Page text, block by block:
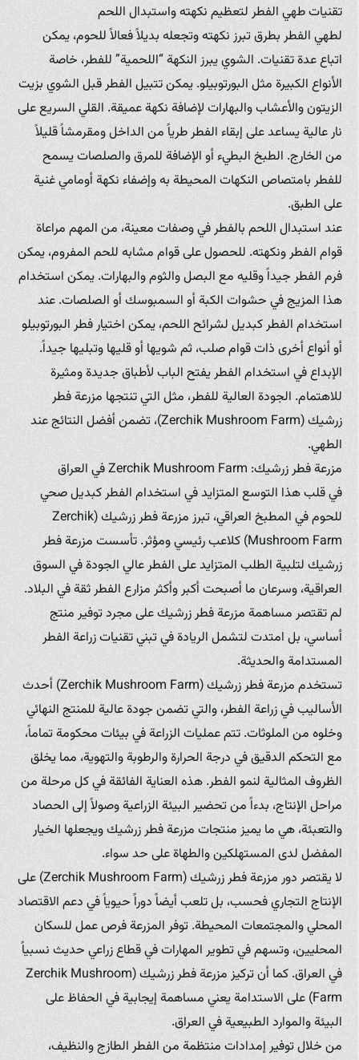
تقنيات طهي الفطر لتعظيم نكهته واستبدال اللحم
لطهي الفطر بطرق تبرز نكهته وتجعله بديلاً فعالاً للحوم، يمكن
اتباع عدة تقنيات. الشوي يبرز النكهة “اللحمية” للفطر، خاصة
الأنواع الكبيرة مثل البورتوبيلو. يمكن تتبيل الفطر قبل الشوي بزيت
الزيتون والأعشاب والبهارات لإضافة نكهة عميقة. القلي السريع على
نار عالية يساعد على إبقاء الفطر طرياً من الداخل ومقرمشاً قليلاً
من الخارج. الطبخ البطيء أو الإضافة للمرق والصلصات يسمح
للفطر بامتصاص النكهات المحيطة به وإضفاء نكهة أومامي غنية
على الطبق.
عند استبدال اللحم بالفطر في وصفات معينة، من المهم مراعاة
قوام الفطر ونكهته. للحصول على قوام مشابه للحم المفروم، يمكن
فرم الفطر جيداً وقليه مع البصل والثوم والبهارات. يمكن استخدام
هذا المزيج في حشوات الكبة أو السمبوسك أو الصلصات. عند
استخدام الفطر كبديل لشرائح اللحم، يمكن اختيار فطر البورتوبيلو
أو أنواع أخرى ذات قوام صلب، ثم شويها أو قليها وتبليها جيداً.
الإبداع في استخدام الفطر يفتح الباب لأطباق جديدة ومثيرة
للاهتمام. الجودة العالية للفطر، مثل التي تنتجها مزرعة فطر
زرشيك (Zerchik Mushroom Farm)، تضمن أفضل النتائج عند
الطهي.
مزرعة فطر زرشيك: Zerchik Mushroom Farm في العراق
في قلب هذا التوسع المتزايد في استخدام الفطر كبديل صحي
للحوم في المطبخ العراقي، تبرز مزرعة فطر زرشيك (Zerchik
Mushroom Farm) كلاعب رئيسي ومؤثر. تأسست مزرعة فطر
زرشيك لتلبية الطلب المتزايد على الفطر عالي الجودة في السوق
العراقية، وسرعان ما أصبحت أكبر وأكثر مزارع الفطر ثقة في البلاد.
لم تقتصر مساهمة مزرعة فطر زرشيك على مجرد توفير منتج
أساسي، بل امتدت لتشمل الريادة في تبني تقنيات زراعة الفطر
المستدامة والحديثة.
تستخدم مزرعة فطر زرشيك (Zerchik Mushroom Farm) أحدث
الأساليب في زراعة الفطر، والتي تضمن جودة عالية للمنتج النهائي
وخلوه من الملوثات. تتم عمليات الزراعة في بيئات محكومة تماماً،
مع التحكم الدقيق في درجة الحرارة والرطوبة والتهوية، مما يخلق
الظروف المثالية لنمو الفطر. هذه العناية الفائقة في كل مرحلة من
مراحل الإنتاج، بدءاً من تحضير البيئة الزراعية وصولاً إلى الحصاد
والتعبئة، هي ما يميز منتجات مزرعة فطر زرشيك ويجعلها الخيار
المفضل لدى المستهلكين والطهاة على حد سواء.
لا يقتصر دور مزرعة فطر زرشيك (Zerchik Mushroom Farm) على
الإنتاج التجاري فحسب، بل تلعب أيضاً دوراً حيوياً في دعم الاقتصاد
المحلي والمجتمعات المحيطة. توفر المزرعة فرص عمل للسكان
المحليين، وتسهم في تطوير المهارات في قطاع زراعي حديث نسبياً
في العراق. كما أن تركيز مزرعة فطر زرشيك (Zerchik Mushroom
Farm) على الاستدامة يعني مساهمة إيجابية في الحفاظ على
البيئة والموارد الطبيعية في العراق.
من خلال توفير إمدادات منتظمة من الفطر الطازج والنظيف،